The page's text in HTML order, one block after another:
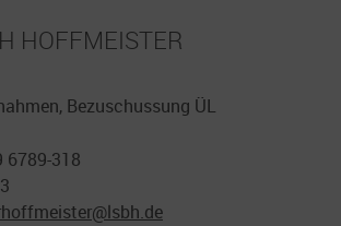
HOFFMEISTER
Bezuschussung ÜL
6789-318
lsbh.de